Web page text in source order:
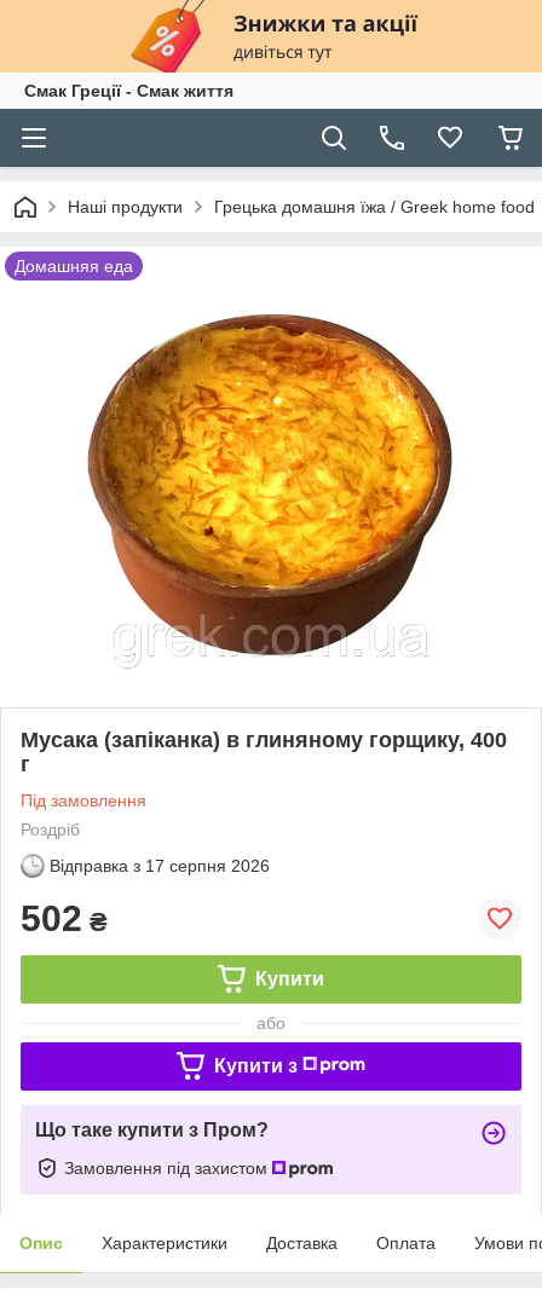
Смак Греції - Смак життя
Наші продукти Грецька домашня їжа / Greek home food
Домашняя еда
Мусака (запіканка) в глиняному горщику, 400
г
Під замовлення
Роздріб
Відправка з 17 серпня 2026
502 ₴
Купити
або
Купити з
Що таке купити з Пром?
Замовлення під захистом
Опис Характеристики Доставка Оплата Умови